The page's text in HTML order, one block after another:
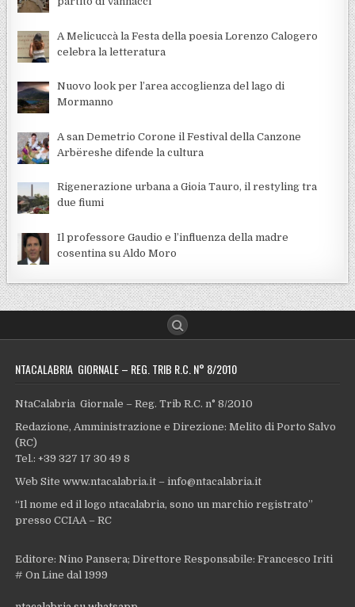
A Melicuccà la Festa della poesia Lorenzo Calogero
celebra la letteratura
Nuovo look per l’area accoglienza del lago di
Mormanno
A san Demetrio Corone il Festival della Canzone
Arbëreshe difende la cultura
Rigenerazione urbana a Gioia Tauro, il restyling tra
due fiumi
Il professore Gaudio e l’influenza della madre
cosentina su Aldo Moro
NTACALABRIA GIORNALE – REG. TRIB R.C. N° 8/2010
NtaCalabria Giornale – Reg. Trib R.C. n° 8/2010
Redazione, Amministrazione e Direzione: Melito di Porto Salvo
(RC)
Tel.: +39 327 17 30 49 8
Web Site www.ntacalabria.it – info@ntacalabria.it
“Il nome ed il logo ntacalabria, sono un marchio registrato”
presso CCIAA – RC
Editore: Nino Pansera; Direttore Responsabile: Francesco Iriti
# On Line dal 1999